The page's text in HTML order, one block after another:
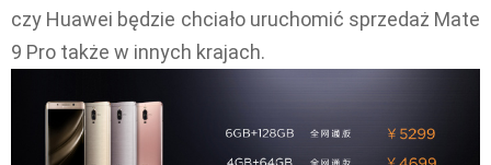
czy Huawei będzie chciało uruchomić sprzedaż Mate
9 Pro także w innych krajach.